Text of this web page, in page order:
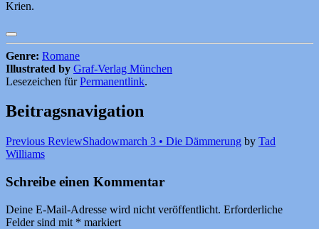
Krien.
Genre: Romane
Illustrated by Graf-Verlag München
Lesezeichen fürPermanentlink.
Beitragsnavigation
Previous ReviewShadowmarch 3 • Die Dämmerung by Tad
Williams
Schreibe einen Kommentar
Deine E-Mail-Adresse wird nicht veröffentlicht. Erforderliche
Felder sind mit * markiert